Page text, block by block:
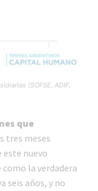
(SOFSE, ADIF,
que
tres meses
este nuevo
la verdadera
seis años, y no